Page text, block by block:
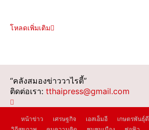
โหลดเพิ่มเติม
“คลังสมองข่าววาไรตี้”
ติดต่อเรา: tthaipress@gmail.com
หน้าข่าว เศรษฐกิจ เอสเอ็มอี เกษตรพันธุ์ดี